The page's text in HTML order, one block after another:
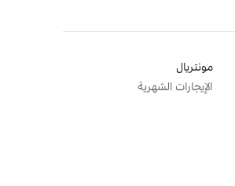
مونتريال
الإيجارات الشهرية